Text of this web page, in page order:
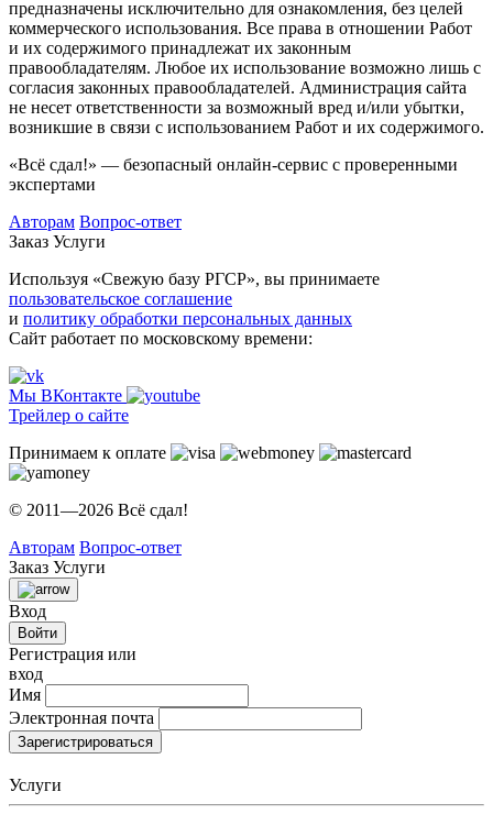
предназначены исключительно для ознакомления, без целей
коммерческого использования. Все права в отношении Работ
и их содержимого принадлежат их законным
правообладателям. Любое их использование возможно лишь с
согласия законных правообладателей. Администрация сайта
не несет ответственности за возможный вред и/или убытки,
возникшие в связи с использованием Работ и их содержимого.
«Всё сдал!» — безопасный онлайн-сервис с проверенными
экспертами
Авторам Вопрос-ответ
Заказ Услуги
Используя «Свежую базу РГСР», вы принимаете
пользовательское соглашение
и политику обработки персональных данных
Сайт работает по московскому времени:
Мы ВКонтакте
Трейлер о сайте
Принимаем к оплате
© 2011—2026 Всё сдал!
Авторам Вопрос-ответ
Заказ Услуги
Вход
Войти
Регистрация или
вход
Имя
Электронная почта
Зарегистрироваться
Услуги